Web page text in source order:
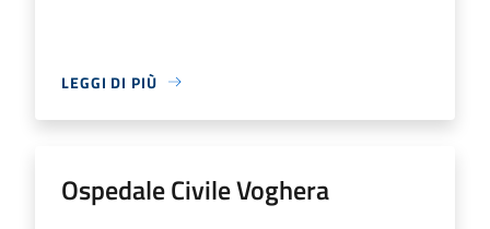
LEGGI DI PIÙ
Ospedale Civile Voghera